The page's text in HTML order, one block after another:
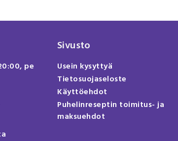
pe
Sivusto
Usein kysyttyä
Tietosuojaseloste
Käyttöehdot
Puhelinreseptin toimitus- ja
maksuehdot